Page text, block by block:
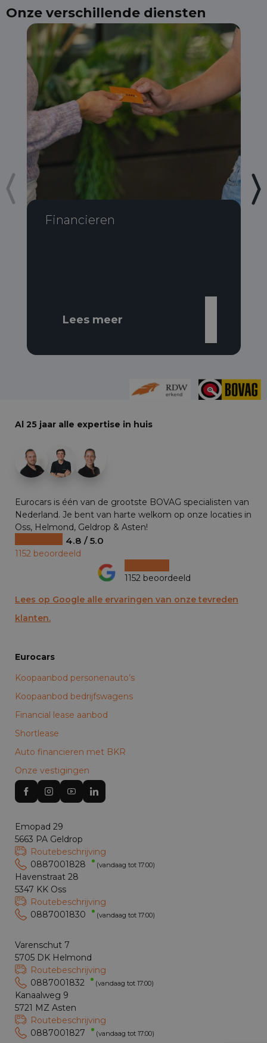
Onze verschillende diensten
Financieren
Lees meer
Al 25 jaar alle expertise in huis
Eurocars is één van de grootste BOVAG specialisten van
Nederland. Je bent van harte welkom op onze locaties in
Oss, Helmond, Geldrop & Asten!
4.8 / 5.0
1152 beoordeeld
1152 beoordeeld
Lees op Google alle ervaringen van onze tevreden
klanten.
Eurocars
Koopaanbod personenauto’s
Koopaanbod bedrijfswagens
Financial lease aanbod
Shortlease
Auto financieren met BKR
Onze vestigingen
Emopad 29
5663 PA Geldrop
Routebeschrijving
0887001828
(vandaag tot 17:00)
Havenstraat 28
5347 KK Oss
Routebeschrijving
0887001830
(vandaag tot 17:00)
Varenschut 7
5705 DK Helmond
Routebeschrijving
0887001832
(vandaag tot 17:00)
Kanaalweg 9
5721 MZ Asten
Routebeschrijving
0887001827
(vandaag tot 17:00)